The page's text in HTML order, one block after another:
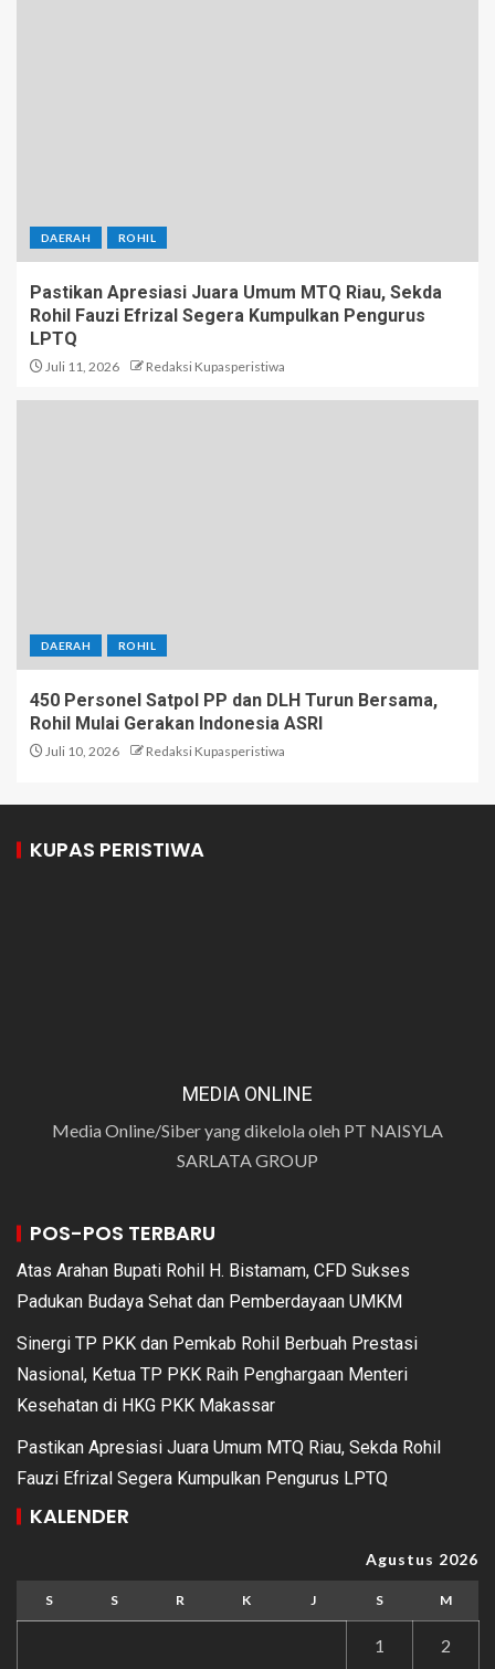
DAERAH ROHIL
Pastikan Apresiasi Juara Umum MTQ Riau, Sekda
Rohil Fauzi Efrizal Segera Kumpulkan Pengurus
LPTQ
Juli 11, 2026 Redaksi Kupasperistiwa
DAERAH ROHIL
450 Personel Satpol PP dan DLH Turun Bersama,
Rohil Mulai Gerakan Indonesia ASRI
Juli 10, 2026 Redaksi Kupasperistiwa
KUPAS PERISTIWA
MEDIA ONLINE
Media Online/Siber yang dikelola oleh PT NAISYLA
SARLATA GROUP
POS-POS TERBARU
Atas Arahan Bupati Rohil H. Bistamam, CFD Sukses
Padukan Budaya Sehat dan Pemberdayaan UMKM
Sinergi TP PKK dan Pemkab Rohil Berbuah Prestasi
Nasional, Ketua TP PKK Raih Penghargaan Menteri
Kesehatan di HKG PKK Makassar
Pastikan Apresiasi Juara Umum MTQ Riau, Sekda Rohil
Fauzi Efrizal Segera Kumpulkan Pengurus LPTQ
KALENDER
Agustus 2026
S S R K J S M
1 2